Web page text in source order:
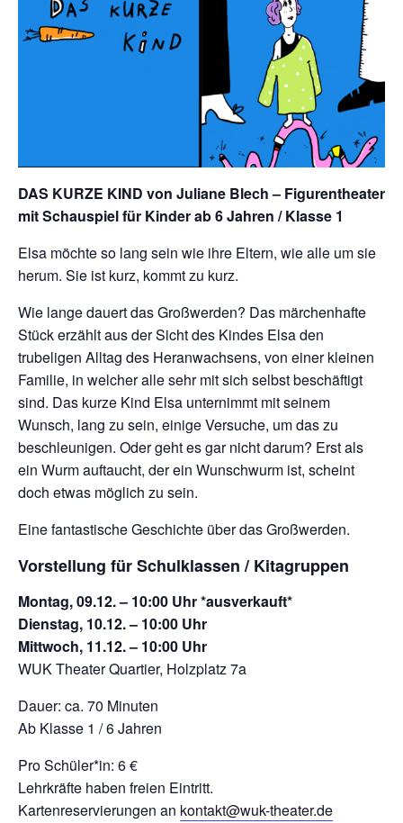
DAS KURZE KIND von Juliane Blech– Figurentheater
mit Schauspiel für Kinder ab 6 Jahren / Klasse 1
Elsa möchte so lang sein wie ihre Eltern, wie alle um sie
herum. Sie ist kurz, kommt zu kurz.
Wie lange dauert das Großwerden? Das märchenhafte
Stück erzählt aus der Sicht des Kindes Elsa den
trubeligen Alltag des Heranwachsens, von einer kleinen
Familie, in welcher alle sehr mit sich selbst beschäftigt
sind. Das kurze Kind Elsa unternimmt mit seinem
Wunsch, lang zu sein, einige Versuche, um das zu
beschleunigen. Oder geht es gar nicht darum? Erst als
ein Wurm auftaucht, der ein Wunschwurm ist, scheint
doch etwas möglich zu sein.
Eine fantastische Geschichte über das Großwerden.
Vorstellung für Schulklassen / Kitagruppen
Montag, 09.12. – 10:00 Uhr *ausverkauft*
Dienstag, 10.12. – 10:00 Uhr
Mittwoch, 11.12. – 10:00 Uhr
WUK Theater Quartier, Holzplatz 7a
Dauer: ca. 70 Minuten
Ab Klasse 1 / 6 Jahren
Pro Schüler*in: 6 €
Lehrkräfte haben freien Eintritt.
Kartenreservierungen an kontakt@wuk-theater.de